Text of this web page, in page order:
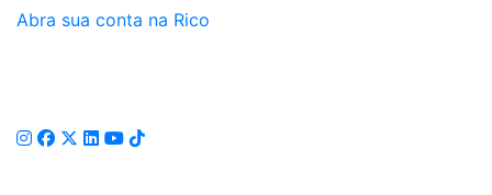
Abra sua conta na Rico